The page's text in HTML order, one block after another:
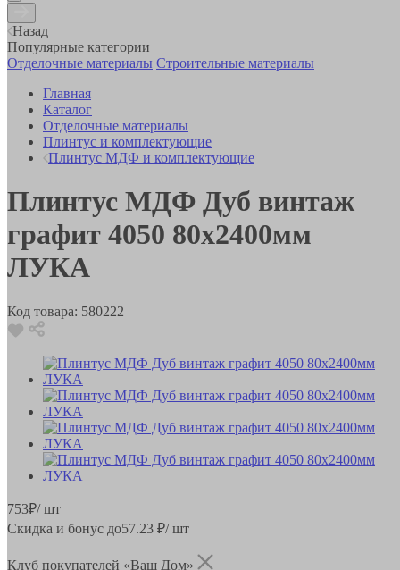
Назад
Популярные категории
Отделочные материалы Строительные материалы
Главная
Каталог
Отделочные материалы
Плинтус и комплектующие
Плинтус МДФ и комплектующие
Плинтус МДФ Дуб винтаж
графит 4050 80х2400мм
ЛУКА
Код товара: 580222
753₽/ шт
Скидка и бонус до57.23 ₽/ шт
Клуб покупателей «Ваш Дом»